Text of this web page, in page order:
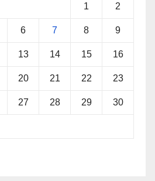
1 2
6 7 8 9
13 14 15 16
20 21 22 23
27 28 29 30